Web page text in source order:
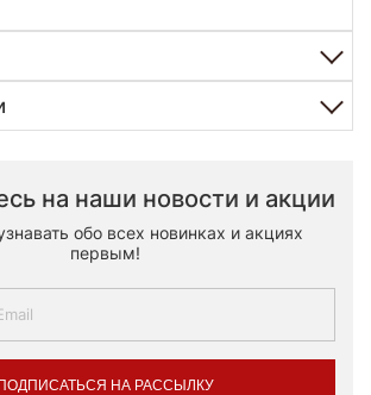
на наши новости и акции
обо всех новинках и акциях
первым!
ПОДПИСАТЬСЯ НА РАССЫЛКУ